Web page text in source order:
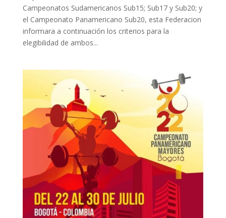
Campeonatos Sudamericanos Sub15; Sub17 y Sub20; y
el Campeonato Panamericano Sub20, esta Federacion
informara a continuación los criterios para la
elegibilidad de ambos...